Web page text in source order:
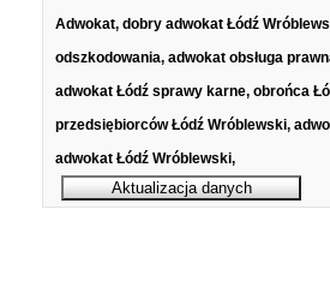
Adwokat, dobry adwokat Łódź
odszkodowania, adwokat obsługa
adwokat Łódź sprawy karne, obrońca
przedsiębiorców Łódź Wróblewski,
adwokat Łódź Wróblewski,